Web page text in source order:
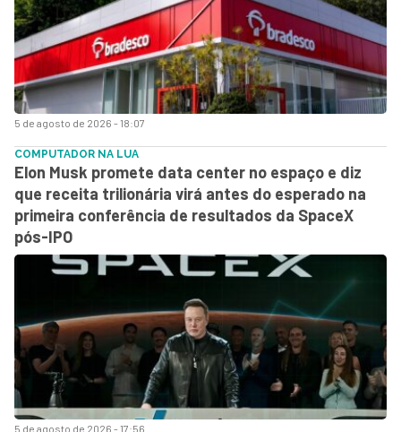
5 de agosto de 2026 - 18:07
5 de agosto de 2026 - 17:56
COMPUTADOR NA LUA
Elon Musk promete data center no espaço e diz
que receita trilionária virá antes do esperado na
primeira conferência de resultados da SpaceX
pós-IPO